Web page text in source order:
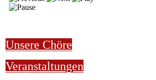
Unsere Chöre
Veranstaltungen